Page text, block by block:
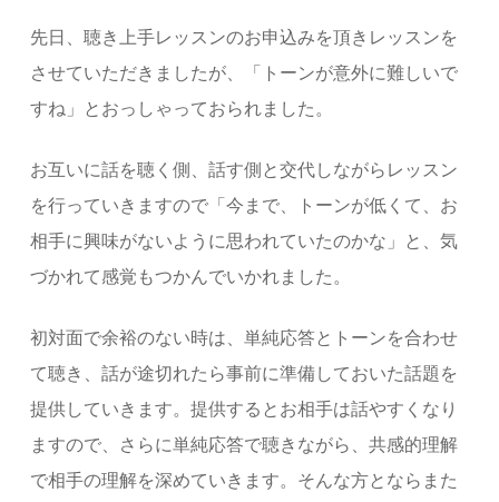
先日、聴き上手レッスンのお申込みを頂きレッスンを
させていただきましたが、「トーンが意外に難しいで
すね」とおっしゃっておられました。
お互いに話を聴く側、話す側と交代しながらレッスン
を行っていきますので「今まで、トーンが低くて、お
相手に興味がないように思われていたのかな」と、気
づかれて感覚もつかんでいかれました。
初対面で余裕のない時は、単純応答とトーンを合わせ
て聴き、話が途切れたら事前に準備しておいた話題を
提供していきます。提供するとお相手は話やすくなり
ますので、さらに単純応答で聴きながら、共感的理解
で相手の理解を深めていきます。そんな方とならまた